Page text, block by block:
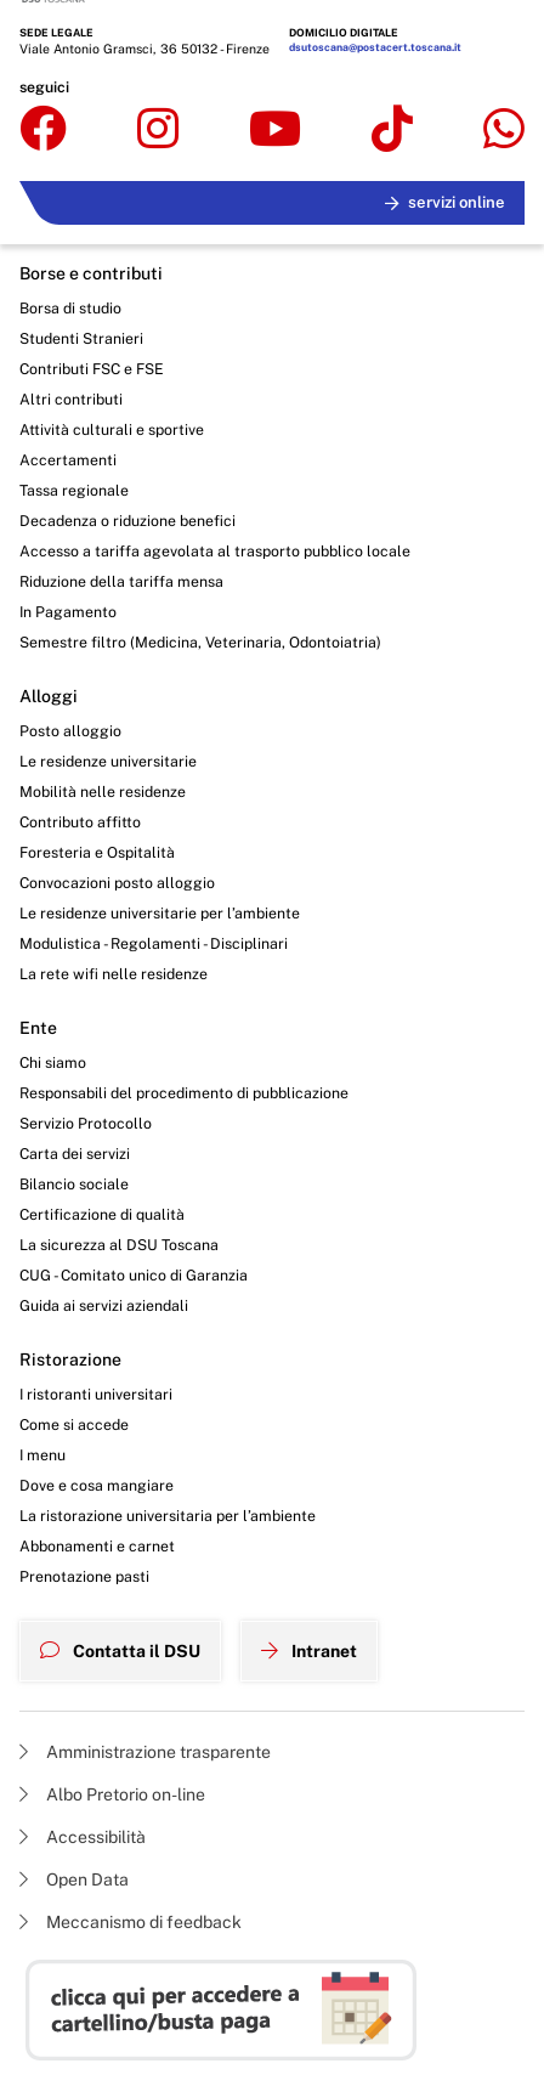
SEDE LEGALE
Viale Antonio Gramsci, 36 50132 - Firenze
DOMICILIO DIGITALE
dsutoscana@postacert.toscana.it
seguici
servizi online
Borse e contributi
Borsa di studio
Studenti Stranieri
Contributi FSC e FSE
Altri contributi
Attività culturali e sportive
Accertamenti
Tassa regionale
Decadenza o riduzione benefici
Accesso a tariffa agevolata al trasporto pubblico locale
Riduzione della tariffa mensa
In Pagamento
Semestre filtro (Medicina, Veterinaria, Odontoiatria)
Alloggi
Posto alloggio
Le residenze universitarie
Mobilità nelle residenze
Contributo affitto
Foresteria e Ospitalità
Convocazioni posto alloggio
Le residenze universitarie per l’ambiente
Modulistica - Regolamenti - Disciplinari
La rete wifi nelle residenze
Ente
Chi siamo
Responsabili del procedimento di pubblicazione
Servizio Protocollo
Carta dei servizi
Bilancio sociale
Certificazione di qualità
La sicurezza al DSU Toscana
CUG - Comitato unico di Garanzia
Guida ai servizi aziendali
Ristorazione
I ristoranti universitari
Come si accede
I menu
Dove e cosa mangiare
La ristorazione universitaria per l’ambiente
Abbonamenti e carnet
Prenotazione pasti
Contatta il DSU Intranet
Amministrazione trasparente
Albo Pretorio on-line
Accessibilità
Open Data
Meccanismo di feedback